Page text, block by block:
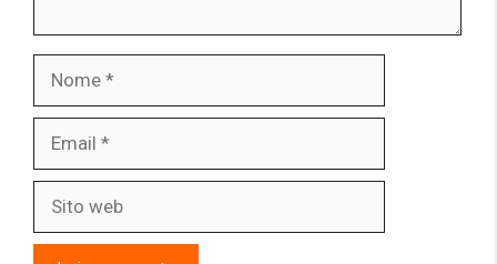
web